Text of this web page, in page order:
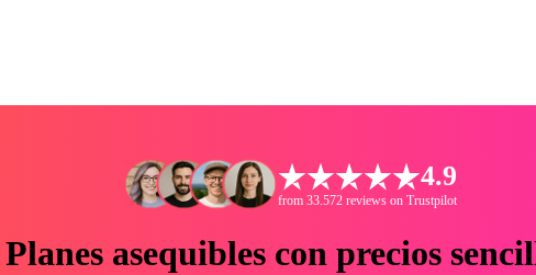
4.9
from 33.572 reviews on Trustpilot
Planes asequibles con precios